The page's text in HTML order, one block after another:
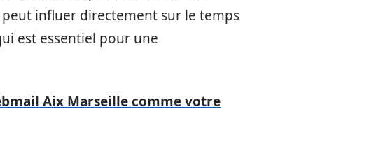
peut influer directement sur le temps
est essentiel pour une
Aix Marseille comme votre